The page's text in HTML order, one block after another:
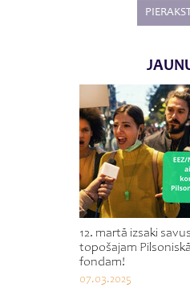
12. martā izsaki
topošajam
fondam!
07.03.2025